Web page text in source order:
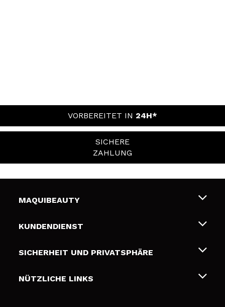
VORBEREITET IN 24H*
SICHERE
ZAHLUNG
MAQUIBEAUTY
Über uns
Geschenkkarten
KUNDENDIENST
Liefer- und Versandkosten
Zahlung
SICHERHEIT UND PRIVATSPHÄRE
Bedingungen und Datenschutz
NÜTZLICHE LINKS